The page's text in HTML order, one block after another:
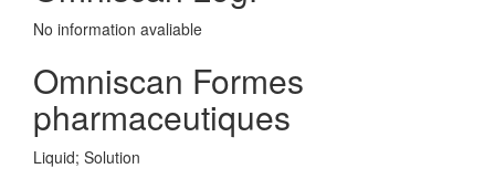
No information avaliable
Omniscan Formes
pharmaceutiques
Liquid; Solution